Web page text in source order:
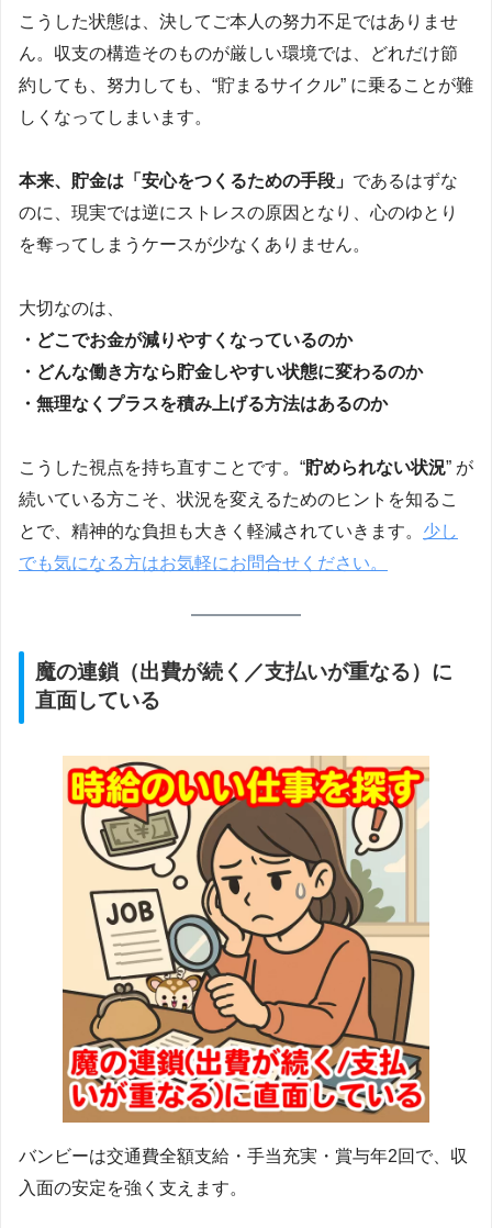
こうした状態は、決してご本人の努力不足ではありませ
ん。収支の構造そのものが厳しい環境では、どれだけ節
約しても、努力しても、“貯まるサイクル” に乗ることが難
しくなってしまいます。
本来、貯金は「安心をつくるための手段」 であるはずな
のに、現実では逆にストレスの原因となり、心のゆとり
を奪ってしまうケースが少なくありません。
大切なのは、
・どこでお金が減りやすくなっているのか
・どんな働き方なら貯金しやすい状態に変わるのか
・無理なくプラスを積み上げる方法はあるのか
こうした視点を持ち直すことです。“貯められない状況” が
続いている方こそ、状況を変えるためのヒントを知るこ
とで、精神的な負担も大きく軽減されていきます。 少し
でも気になる方はお気軽にお問合せください。
魔の連鎖（出費が続く／支払いが重なる）に
直面している
バンビーは交通費全額支給・手当充実・賞与年2回で、収
入面の安定を強く支えます。